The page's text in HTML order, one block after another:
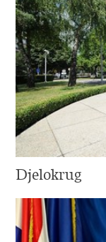
Djelokrug